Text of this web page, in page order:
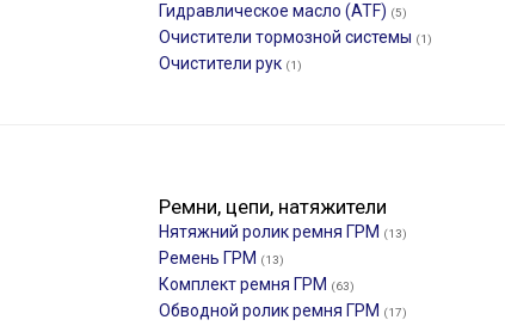
Гидравлическое масло (ATF) (5)
Очистители тормозной системы (1)
Очистители рук (1)
Ремни, цепи, натяжители
Нятяжний ролик ремня ГРМ (13)
Ремень ГРМ (13)
Комплект ремня ГРМ (63)
Обводной ролик ремня ГРМ (17)